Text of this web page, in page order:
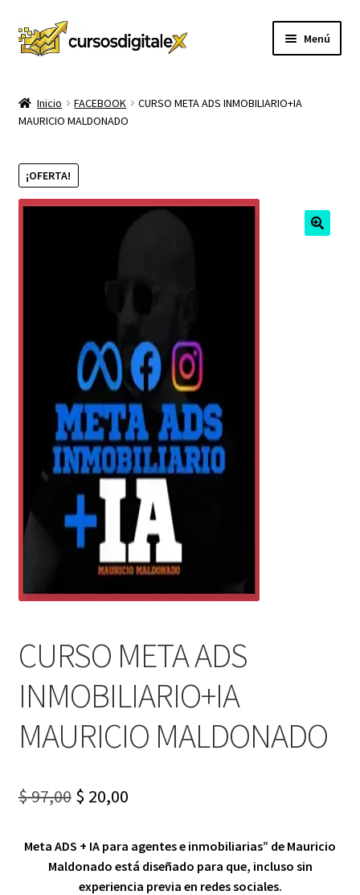
Ir
a
Ir
al
Menú
TIENDA
CURSOS
hijo
MEMBRESIA
Inicio FACEBOOK
CURSO META ADS INMOBILIARIO+IA
MAURICIO MALDONADO
¡OFERTA!
CURSO META ADS
INMOBILIARIO+IA
MAURICIO MALDONADO
$97,00 Original
was:
$ 97,00.
$ 20,00Current
is:
$ 20,00.
Meta ADS + IA para agentes e inmobiliarias” de Mauricio
Maldonado está diseñado para que, incluso sin
experiencia previa en redes sociales.